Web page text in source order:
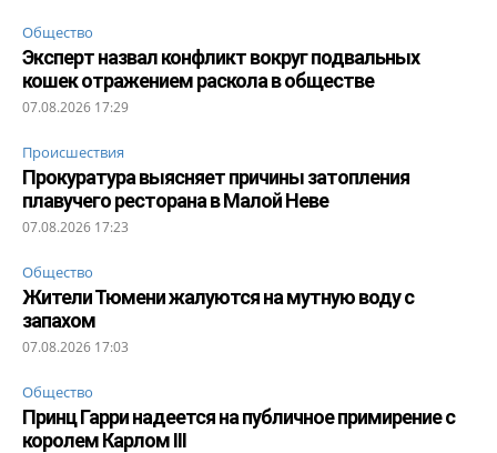
Общество
Эксперт назвал конфликт вокруг подвальных
кошек отражением раскола в обществе
07.08.2026 17:29
Происшествия
Прокуратура выясняет причины затопления
плавучего ресторана в Малой Неве
07.08.2026 17:23
Общество
Жители Тюмени жалуются на мутную воду с
запахом
07.08.2026 17:03
Общество
Принц Гарри надеется на публичное примирение с
королем Карлом III